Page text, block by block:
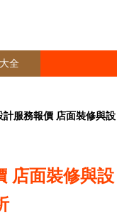
全
計服務報價 店面裝修與設
店面裝修與設